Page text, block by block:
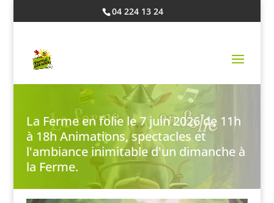
04 224 13 24
LA FERME EN FOLIE
La Ferme en folie le 7 juin 2026 de 11h
à 18h Animations, spectacles et
l'ambiance inimitable d'un dimanche à
la Ferme.